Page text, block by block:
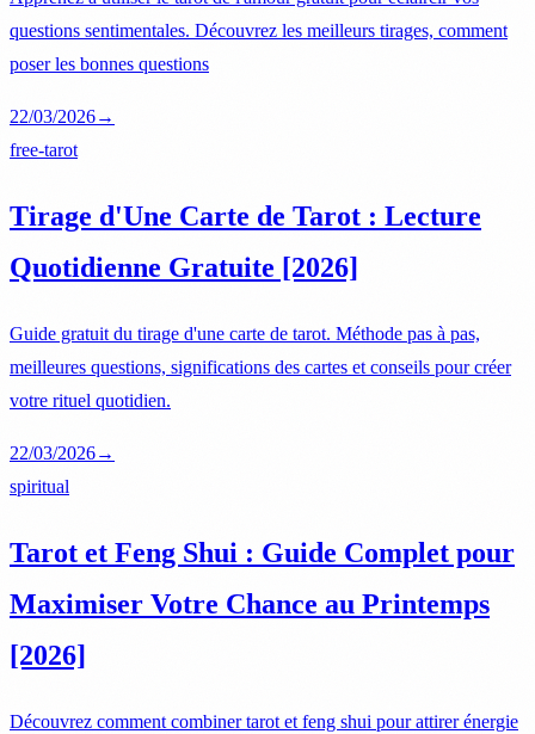
questions sentimentales. Découvrez les meilleurs tirages, comment
poser les bonnes questions
22/03/2026→
free-tarot
Tirage d'Une Carte de Tarot : Lecture
Quotidienne Gratuite [2026]
Guide gratuit du tirage d'une carte de tarot. Méthode pas à pas,
meilleures questions, significations des cartes et conseils pour créer
votre rituel quotidien.
22/03/2026→
spiritual
Tarot et Feng Shui : Guide Complet pour
Maximiser Votre Chance au Printemps
[2026]
Découvrez comment combiner tarot et feng shui pour attirer énergie